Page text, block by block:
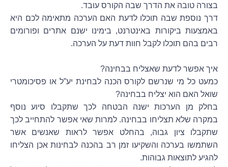
בצורה טובה את הדרך שבה הקורס עובד.
דרך נוספת שבה תוכלו לדעת האם הערכה מתאימה לכם היא
באמצעות ביקורות באינטרנט, בימינו ישנם אתרים ופורומים
רבים בהם תוכלו לקבל חוות דעת על הערכה.
איך אפשר לדעת שאצליח בבחינה?
כמעט כל מי שנרשם לקורס הכנה לבחינת יע”ל או פסיכומטרי
שואל האם הוא יצליח בבחינה?
בחלק מן הערכות ישנה הבטחה לכך שתקבלו סיוע נוסף
במקרה שלא תצליחו בבחינה. למרות שאי אפשר להתחייב לכך
שתקבלו ציון גבוה, בהחלט אפשר לראות שאנשים אשר
השתמשו בערכה והשקיעו זמן רב בהכנה לבחינות אכן הצליחו
להגיע לתוצאות גבוהות.